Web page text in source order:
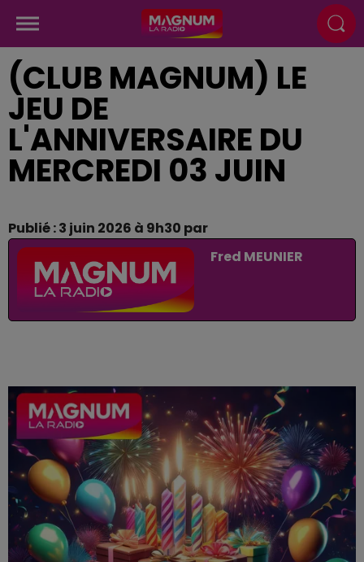
(CLUB MAGNUM) LE
JEU DE
L'ANNIVERSAIRE DU
MERCREDI 03 JUIN
Publié : 3 juin 2026 à 9h30 par
Fred MEUNIER